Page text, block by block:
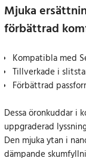
Mjuka
förbättrad
Kompatibla med
Tillverkade i
Förbättrad
Dessa öronkuddar i
uppgraderad
Den mjuka ytan i
dämpande